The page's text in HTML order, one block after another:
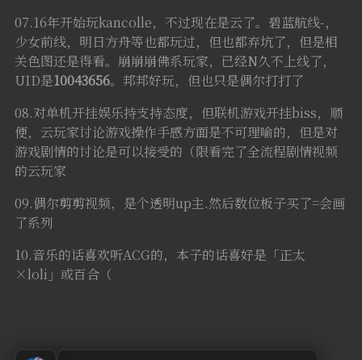
07.16年开始玩kancolle，不过现在是云了。碧蓝航线-，
少女前线，明日方舟等也都玩过，但也都弃坑了，但是相
关色图还是得看。崩崩崩佛系玩家，已经N久不上线了，
UID是10043656。邦邦好玩，但也只是偶尔打打了
08.对单机开挂娱乐持支持态度，但联机游戏开挂biss，顺
便，云玩家讨论游戏操作手感方面是不可理喻的，但是对
游戏剧情的讨论是可以接受的（限看完了全流程剧情视频
的云玩家
09.偶尔剪剪视频，是个透明up主.然后数位板子买了=会画
了系列
10.音乐的话喜欢听ACG的，本子的话喜好是「正太
×loli」或百合（